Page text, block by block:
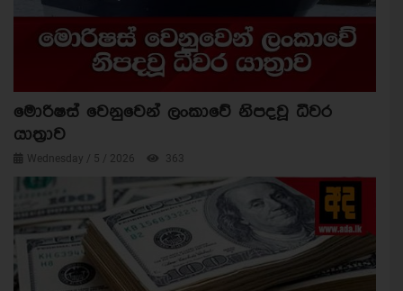
මොරිෂස් වෙනුවෙන් ලංකාවේ නිපදවූ ධීවර
යාත්‍රාව
Wednesday / 5 / 2026 363